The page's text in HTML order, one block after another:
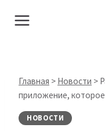
Главная > Новости >
приложение,
НОВОСТИ